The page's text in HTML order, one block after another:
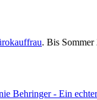
. Bis Sommer
Behringer - Ein